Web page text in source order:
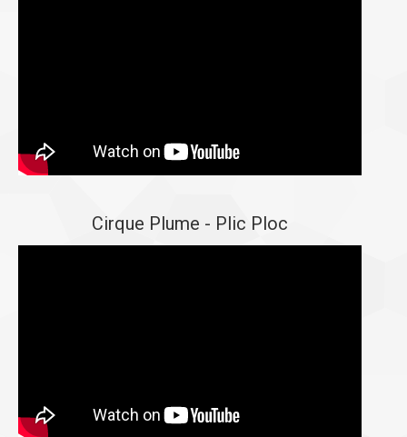
Cirque Plume - Plic Ploc